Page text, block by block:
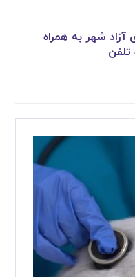
شهر به همراه